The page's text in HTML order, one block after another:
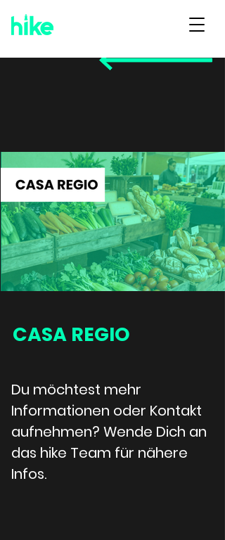
CASA REGIO
Du möchtest mehr
Informationen oder Kontakt
aufnehmen? Wende Dich an
das hike Team für nähere
Infos.